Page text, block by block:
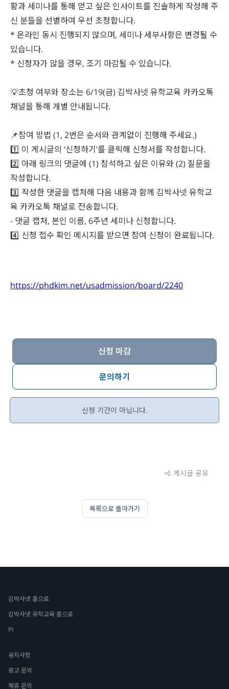
황과 세미나를 통해 얻고 싶은 인사이트를 진솔하게 작성해 주
신 분들을 선별하여 우선 초청합니다.
* 온라인 동시 진행되지 않으며, 세미나 세부사항은 변경될 수
있습니다.
* 신청자가 많을 경우, 조기 마감될 수 있습니다.
💡초청 여부와 장소는 6/19(금) 김박사넷 유학교육 카카오톡
채널을 통해 개별 안내됩니다.
📌참여 방법 (1, 2번은 순서와 관계없이 진행해 주세요.)
1️⃣ 이 게시글의 ‘신청하기’를 클릭해 신청서를 작성합니다.
2️⃣ 아래 링크의 댓글에 (1) 참석하고 싶은 이유와 (2) 질문을
작성합니다.
3️⃣ 작성한 댓글을 캡처해 다음 내용과 함께 김박사넷 유학교
육 카카오톡 채널로 전송합니다.
- 댓글 캡처, 본인 이름, 6주년 세미나 신청합니다.
4️⃣ 신청 접수 확인 메시지를 받으면 참여 신청이 완료됩니다.
https://phdkim.net/usadmission/board/2240
신청 마감
문의하기
신청 기간이 아닙니다.
게시글 공유
목록으로 돌아가기
김박사넷 홈으로
김박사넷 유학교육 홈으로
PI
공지사항
광고 문의
제휴 문의